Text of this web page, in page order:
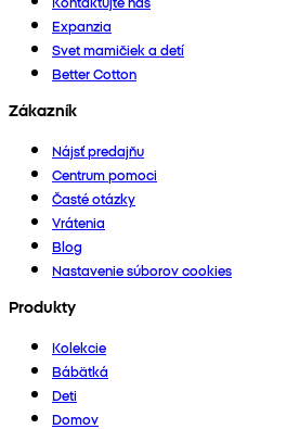
Expanzia
Svet mamičiek a detí
Better Cotton
Zákazník
Nájsť predajňu
Centrum pomoci
Časté otázky
Vrátenia
Blog
Nastavenie súborov cookies
Produkty
Kolekcie
Bábätká
Deti
Domov